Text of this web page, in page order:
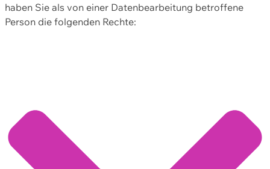
haben Sie als von einer Datenbearbeitung betroffene
Person die folgenden Rechte: